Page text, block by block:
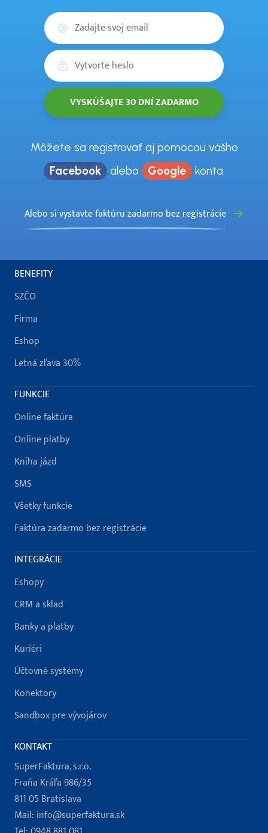
Váš
Môžete sa registrovať aj pomocou vášho
Facebook alebo Google konta.
Alebo si vystavte faktúru zadarmo bez registrácie
BENEFITY
SZČO
Firma
Eshop
Letná zľava 30%
FUNKCIE
Online faktúra
Online platby
Kniha jázd
SMS
Všetky funkcie
Faktúra zadarmo bez registrácie
INTEGRÁCIE
Eshopy
CRM a sklad
Banky a platby
Kuriéri
Účtovné systémy
Konektory
Sandbox pre vývojárov
KONTAKT
SuperFaktura, s.r.o.
Fraňa Kráľa 986/35
811 05 Bratislava
Mail: info@superfaktura.sk